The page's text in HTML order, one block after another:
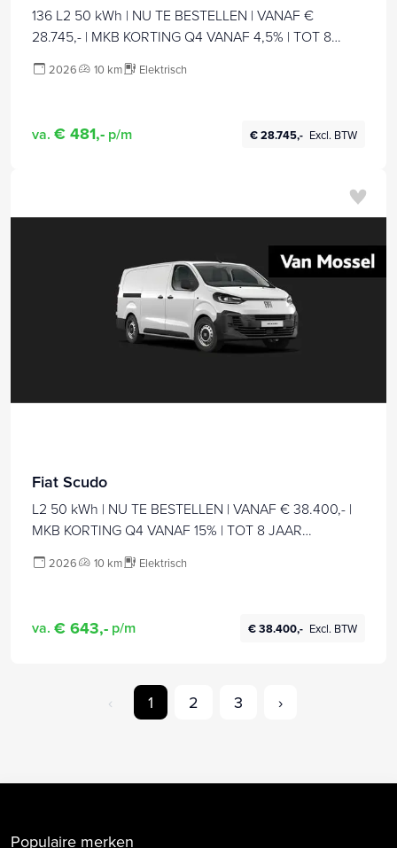
136 L2 50 kWh | NU TE BESTELLEN | VANAF €
28.745,- | MKB KORTING Q4 VANAF 4,5% | TOT 8
2026 10 km Elektrisch
va. € 481,- p/m € 28.745,- Excl. BTW
Fiat Scudo
L2 50 kWh | NU TE BESTELLEN | VANAF € 38.400,- |
MKB KORTING Q4 VANAF 15% | TOT 8 JAAR
2026 10 km Elektrisch
va. € 643,- p/m € 38.400,- Excl. BTW
‹ 1 2 3 ›
Populaire merken